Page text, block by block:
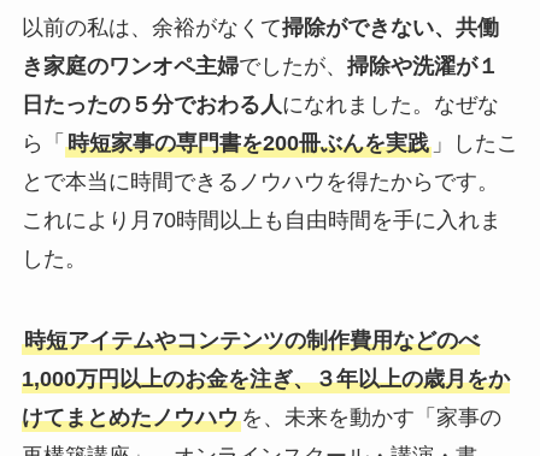
以前の私は、余裕がなくて掃除ができない、共働
き家庭のワンオペ主婦でしたが、 掃除や洗濯が１
日たったの５分でおわる人 になれました。なぜな
ら「 時短家事の専門書を200冊ぶんを実践」したこ
とで本当に時間できるノウハウを得たからです。
これにより月70時間以上も自由時間を手に入れま
した。
時短アイテムやコンテンツの制作費用などのべ
1,000万円以上のお金を注ぎ、３年以上の歳月をか
けてまとめたノウハウを、未来を動かす「家事の